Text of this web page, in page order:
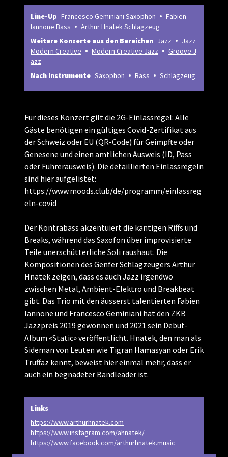
Line-Up Francesco Geminiani Saxophon
Fabien
Iannone Bass
Arthur Hnatek Schlagzeug
Weitere Konzerte aus den Bereichen Jazz
Jazz
Modern Creative
Modern Creative Jazz
Groove J
azz
Nach Instrumente Saxophon Bass Schlagzeug
Für dieses Konzert gilt die 2G-Einlassregel: Alle
Gäste benötigen ein gültiges Covid-Zertifikat aus
der Schweiz oder EU (QR-Code) für Geimpfte oder
Genesene und einen amtlichen Ausweis (ID, Pass
oder Führerausweis). Die detaillierten Einlassregeln
sind hier aufgelistet:
https://www.moods.club/de/programm/einlassreg
eln-covid
Der Kontrabass akzentuiert die kantigen Riffs und
Breaks, während das Saxofon über improvisierte
Teile unerschütterliche Soli raushaut. Die
Kompositionen des Genfer Schlagzeugers Arthur
Hnatek zeigen, dass es auch Jazz irgendwo
zwischen Metal, Ambient-Elektro und Breakbeat
gibt. Das Trio mit den äusserst talentierten Fabien
Iannone und Francesco Geminiani hat den ZKB
Jazzpreis 2019 gewonnen und 2021 sein Debut-
Album «Static» veröffentlicht. Hnatek, den man als
Sideman von Leuten wie Tigran Hamasyan oder Erik
Truffaz kennt, beweist hier einmal mehr, dass er
auch ein begnadeter Bandleader ist.
Links
https://www.arthurhnatek.com
https://www.instagram.com/ahnatek/
https://www.facebook.com/arthurhnatek.music